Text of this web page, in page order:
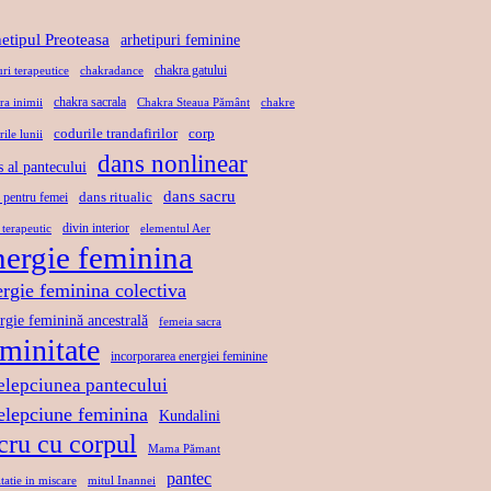
L
I
B
E
R
T
A
T
A
R
E
P
R
I
N
D
N
S
A
N
S
U
L
U
I
S
A
C
R
U
Preoteasa arhetipuri feminine
terapeutice chakradance chakra gatului
inimii chakra sacrala Chakra Steaua Pământ chakre
lunii codurile trandafirilor corp
al pantecului dans nonlinear
pentru femei dans ritualic dans sacru
terapeutic divin interior elementul Aer
feminina
feminina colectiva
feminină ancestrală femeia sacra
incorporarea energiei feminine
pantecului
feminina Kundalini
cu corpul Mama Pămant
in miscare mitul Inannei pantec